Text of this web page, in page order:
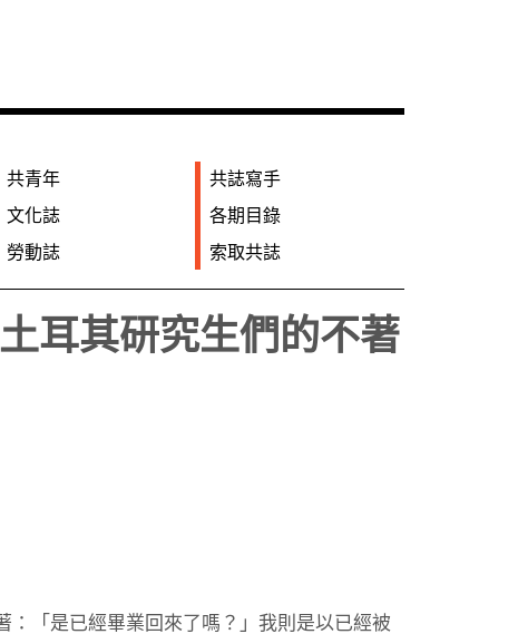
共青年
文化誌
勞動誌
共誌寫手
各期目錄
索取共誌
耳其研究生們的不著
「是已經畢業回來了嗎？」我則是以已經被